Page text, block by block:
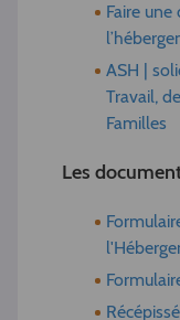
Faire une
ASH |
Travail,
Familles
Les